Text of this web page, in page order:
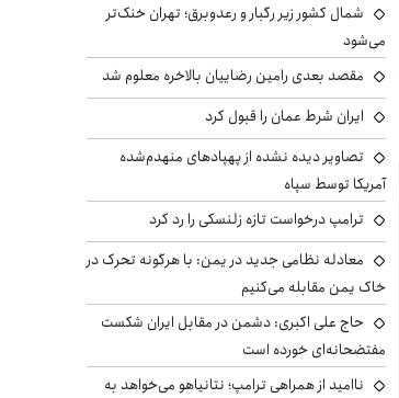
شمال کشور زیر رگبار و رعدوبرق؛ تهران خنک‌تر
می‌شود
مقصد بعدی رامین رضاییان بالاخره معلوم شد
ایران شرط عمان را قبول کرد
تصاویر دیده نشده از پهپادهای منهدم‌شده
آمریکا توسط سپاه
ترامپ درخواست تازه زلنسکی را رد کرد
معادله نظامی جدید در یمن: با هرگونه تحرک در
خاک یمن مقابله می‌کنیم
حاج علی اکبری: دشمن در مقابل ایران شکست
مفتضحانه‌ای خورده است
ناامید از همراهی ترامپ؛ نتانیاهو می‌خواهد به